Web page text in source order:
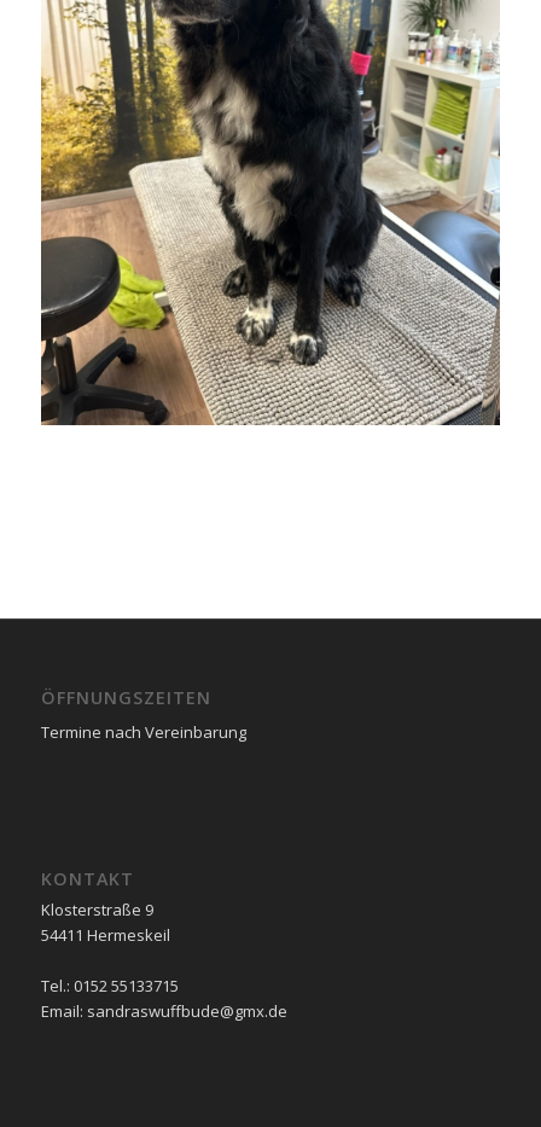
ÖFFNUNGSZEITEN
Termine nach Vereinbarung
KONTAKT
Klosterstraße 9
54411 Hermeskeil
Tel.: 0152 55133715
Email: sandraswuffbude@gmx.de